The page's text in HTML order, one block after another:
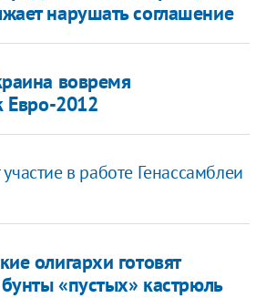
нарушать соглашение
вовремя
Евро-2012
в работе Генассамблеи
олигархи готовят
«пустых» кастрюль